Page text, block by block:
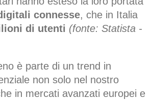
connesse, che in Italia
di utenti (fonte: Statista -
è parte di un trend in
non solo nel nostro
in mercati avanzati europei e